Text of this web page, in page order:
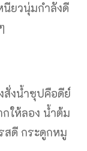
นียวนุ่มกำลังดี
สั่งน้ำซุปคือดีย์
ให้ลอง น้ำต้ม
สดี กระดูกหมู